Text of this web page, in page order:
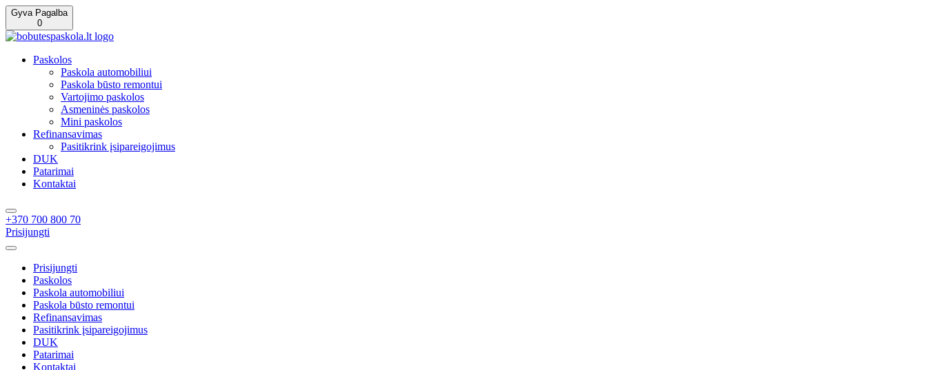
Gyva Pagalba
0
Paskolos
Paskola automobiliui
Paskola būsto remontui
Vartojimo paskolos
Asmeninės paskolos
Mini paskolos
Refinansavimas
Pasitikrink įsipareigojimus
DUK
Patarimai
Kontaktai
+370 700 800 70
Prisijungti
Prisijungti
Paskolos
Paskola automobiliui
Paskola būsto remontui
Refinansavimas
Pasitikrink įsipareigojimus
DUK
Patarimai
Kontaktai